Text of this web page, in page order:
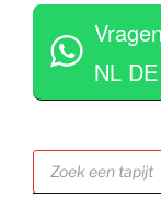
tapijten
opdringerig
eigen keuze
prijzen. Al
NL
Producten
zoeken